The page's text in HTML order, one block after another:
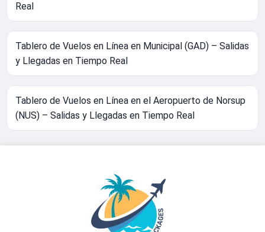
Real
Tablero de Vuelos en Línea en Municipal (GAD) – Salidas
y Llegadas en Tiempo Real
Tablero de Vuelos en Línea en el Aeropuerto de Norsup
(NUS) – Salidas y Llegadas en Tiempo Real